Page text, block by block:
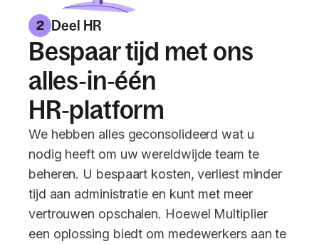
2 Deel HR
Bespaar tijd met ons
alles‑in‑één
HR‑platform
We hebben alles geconsolideerd wat u
nodig heeft om uw wereldwijde team te
beheren. U bespaart kosten, verliest minder
tijd aan administratie en kunt met meer
vertrouwen opschalen. Hoewel Multiplier
een oplossing biedt om medewerkers aan te